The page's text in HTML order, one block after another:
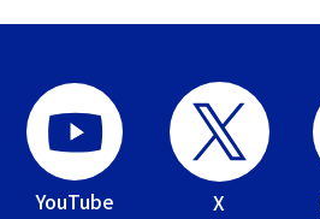
YouTube X